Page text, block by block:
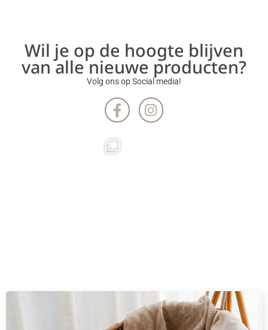
Wil je op de hoogte blijven
van alle nieuwe producten?
Volg ons op Social media!